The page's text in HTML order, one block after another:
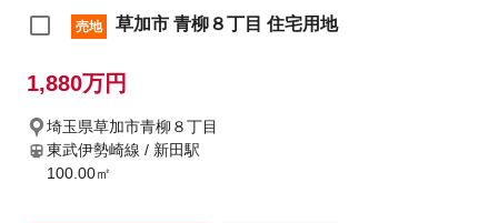
売地 草加市 青柳８丁目 住宅用地
1,880万円
埼玉県草加市青柳８丁目
東武伊勢崎線 / 新田駅
100.00㎡